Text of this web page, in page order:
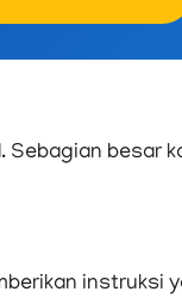
besar
instruksi